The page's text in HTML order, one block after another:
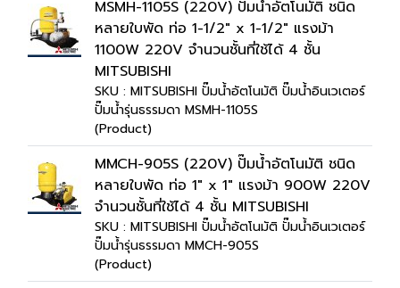
MSMH-1105S (220V) ปั๊มน้ำอัตโนมัติ ชนิด
หลายใบพัด ท่อ 1-1/2" x 1-1/2" แรงม้า
1100W 220V จำนวนชั้นที่ใช้ได้ 4 ชั้น
MITSUBISHI
SKU : MITSUBISHI ปั๊มน้ำอัตโนมัติ ปั๊มน้ำอินเวเตอร์
ปั๊มน้ำรุ่นธรรมดา MSMH-1105S
(Product)
MMCH-905S (220V) ปั๊มน้ำอัตโนมัติ ชนิด
หลายใบพัด ท่อ 1" x 1" แรงม้า 900W 220V
จำนวนชั้นที่ใช้ได้ 4 ชั้น MITSUBISHI
SKU : MITSUBISHI ปั๊มน้ำอัตโนมัติ ปั๊มน้ำอินเวเตอร์
ปั๊มน้ำรุ่นธรรมดา MMCH-905S
(Product)